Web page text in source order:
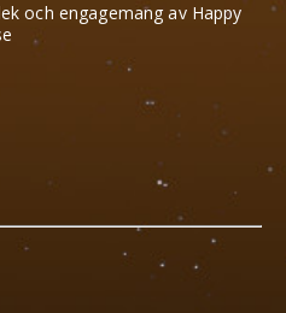
och engagemang av Happy